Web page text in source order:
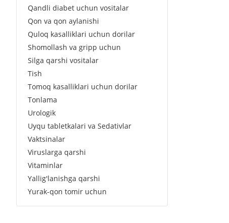
Qandli diabet uchun vositalar
Qon va qon aylanishi
Quloq kasalliklari uchun dorilar
Shomollash va gripp uchun
Silga qarshi vositalar
Tish
Tomoq kasalliklari uchun dorilar
Tonlama
Urologik
Uyqu tabletkalari va Sedativlar
Vaktsinalar
Viruslarga qarshi
Vitaminlar
Yallig'lanishga qarshi
Yurak-qon tomir uchun